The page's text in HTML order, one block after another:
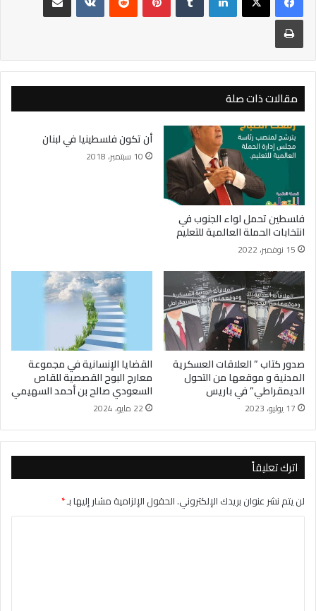
طباعة
مقالات ذات صلة
فلسطين تحمل لواء الجنوب في
انتخابات الحملة العالمية للتعليم
15 نوفمبر، 2022
أن تكون فلسطينيا في لبنان
10 سبتمبر، 2018
صدور كتاب ” العلاقات العسكرية
المدنية و موقعها من التحول
الديمقراطي” في باريس
17 يوليو، 2023
القضايا الإنسانية في مجموعة
معارج البوح القصصية للقاص
السعودي صالح بن أحمد السهيمي
22 مايو، 2024
اترك تعليقاً
لن يتم نشر عنوان بريدك الإلكتروني.الحقول الإلزامية مشار إليها بـ*